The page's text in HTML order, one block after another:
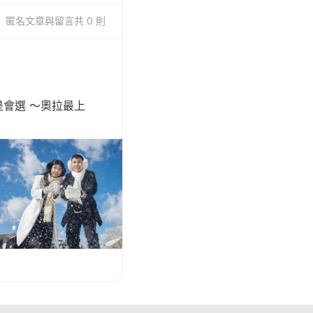
匿名文章與留言共 0 則
選 ～奧拉最上